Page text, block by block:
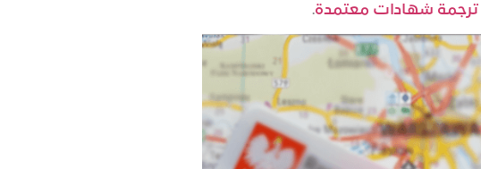
ترجمة شهادات معتمدة.